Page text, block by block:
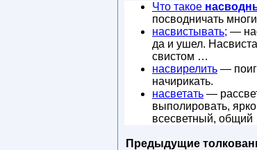
Что такое
посводничать
насвистывать; —
да и ушел.
свистом …
насвирелить —
начирикать.
насветать —
выполировать,
всесветный,
Предыдущие